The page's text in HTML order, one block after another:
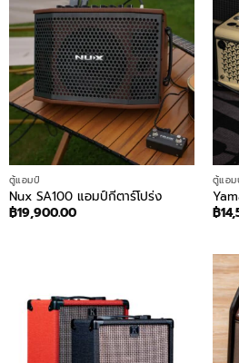
ตู้แอมป์
Nux SA100 แอมป์กีตาร์โปร่ง
฿19,900.00
ตู้แอม
฿